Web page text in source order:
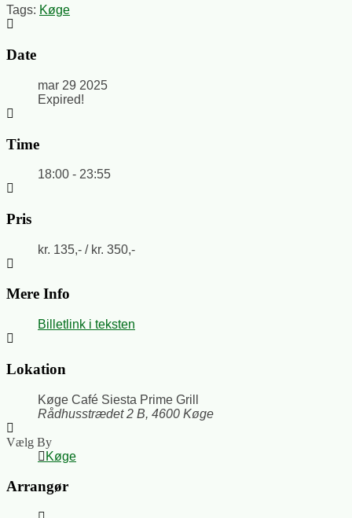
Tags: Køge
Date
mar 29 2025
Expired!
Time
18:00 - 23:55
Pris
kr. 135,- / kr. 350,-
Mere Info
Billetlink i teksten
Lokation
Køge Café Siesta Prime Grill
Rådhusstrædet 2 B, 4600 Køge
Vælg By
Køge
Arrangør